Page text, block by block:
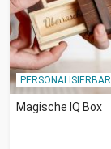
PERSONALISIERBAR
Magische IQ Box